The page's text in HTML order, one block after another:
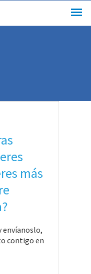
más
envíanoslo,
contigo en